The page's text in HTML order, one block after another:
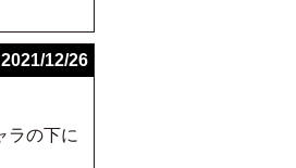
12/26
ラの下に